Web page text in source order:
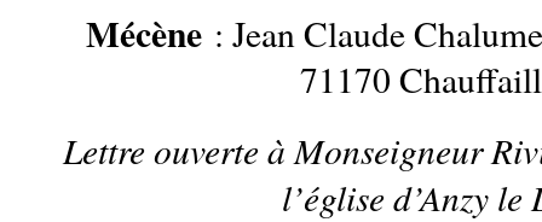
Mécène: Jean Claude
71170
Lettre ouverte à Monseigneur
l’église d’Anzy le